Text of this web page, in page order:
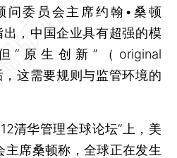
问委员会主席约翰•桑顿
出，中国企业具有超强的模
“原生创新”（original
这需要规则与监管环境的
华管理全球论坛”上，美
主席桑顿称，全球正在发生